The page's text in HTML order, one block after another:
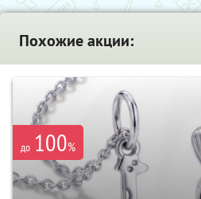
Похожие акции:
до 100%